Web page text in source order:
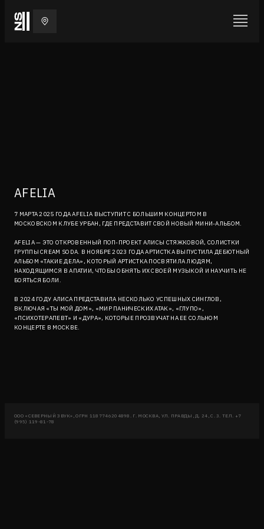
AFELIA
7 МАРТА 2025 ГОДА AFELIA ВЫСТУПИТ С БОЛЬШИМ КОНЦЕРТОМ В
МОСКОВСКОМ КЛУБЕ УРБАН, ГДЕ ПРЕДСТАВИТ СВОЙ НОВЫЙ МИНИ-АЛЬБОМ.
AFELIA — ЭТО ОТКРОВЕННЫЙ ПОП-ПРОЕКТ АЛИСЫ СТЯЖКОВОЙ, СОЛИСТКИ
ГРУППЫ CREAM SODA. В НОЯБРЕ 2023 ГОДА АРТИСТКА ВЫПУСТИЛА ДЕБЮТНЫЙ
АЛЬБОМ «ТАКИЕ ДЕЛА», КОТОРЫЙ АРТИСТКА ПОСВЯТИЛА ЛЮДЯМ,
НАХОДЯЩИМСЯ В АПАТИИ, ЧТОБЫ ОБНЯТЬ ИХ СВОЕЙ МУЗЫКОЙ И НАУЧИТЬ НЕ
БОЯТЬСЯ БОЛИ.
В 2024 ГОДУ АЛИСА ПРЕДСТАВИЛА НЕСКОЛЬКО УСПЕШНЫХ СИНГЛОВ,
ВКЛЮЧАЯ «ТЫ МОЙ ДОМ», «МИР ПАНИЧЕСКИХ АТАК», «ГЛУПО»,
«ПСИХОТЕРАПЕВТ» И «ДУРА», КОТОРЫЕ ПРОЗВУЧАТ НА ЕЕ СОЛЬНОМ
КОНЦЕРТЕ В МОСКВЕ.
ООО «СЕВЕРНЫЙ ЗВУК», ОГРН 1187746204898. Г. МОСКВА, УЛ. ПРАВДЫ, Д. 24, С. 3. ТЕЛ. +7
(995) 119-81-78